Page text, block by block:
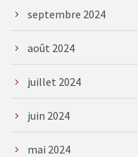
septembre 2024
août 2024
juillet 2024
juin 2024
mai 2024